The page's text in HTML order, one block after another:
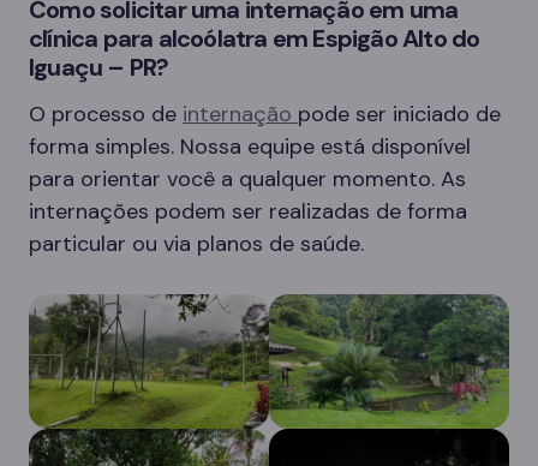
Como solicitar uma internação em uma
clínica para alcoólatra em Espigão Alto do
Iguaçu – PR?
O processo de internação pode ser iniciado de
forma simples. Nossa equipe está disponível
para orientar você a qualquer momento. As
internações podem ser realizadas de forma
particular ou via planos de saúde.